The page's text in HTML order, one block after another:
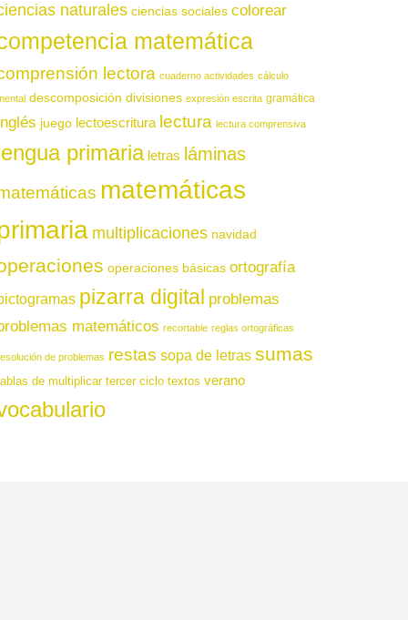
naturales ciencias sociales colorear
matemática
lectora cuaderno actividades cálculo
descomposición divisiones expresión escrita gramática
juego lectoescritura lectura lectura comprensiva
primaria letras láminas
matemáticas
multiplicaciones navidad
operaciones básicas ortografía
pizarra digital problemas
matemáticos recortable reglas ortográficas
de problemas restas sopa de letras sumas
de multiplicar tercer ciclo textos verano